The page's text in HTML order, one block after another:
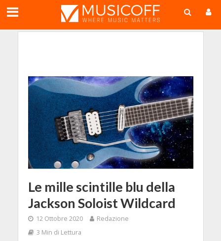
Le mille scintille blu della
Jackson Soloist Wildcard
12 Ottobre 2020
Redazione
3 Min di Lettura